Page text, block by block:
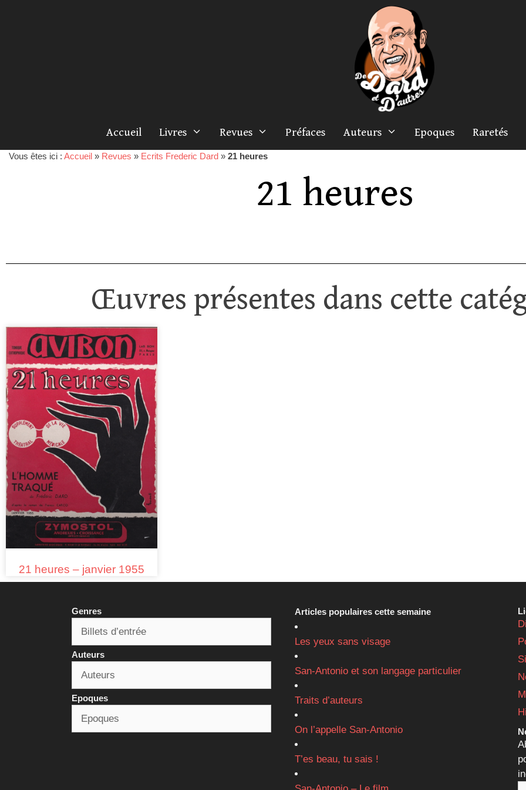
Accueil Livres Revues Préfaces Auteurs Epoques Raretés
Vous êtes ici : Accueil » Revues » Ecrits Frederic Dard » 21 heures
21 heures
Œuvres présentes dans cette
21 heures – janvier 1955
Genres
Auteurs
Epoques
Articles populaires cette semaine
Les yeux sans visage
San-Antonio et son langage particulier
Traits d’auteurs
On l’appelle San-Antonio
T’es beau, tu sais !